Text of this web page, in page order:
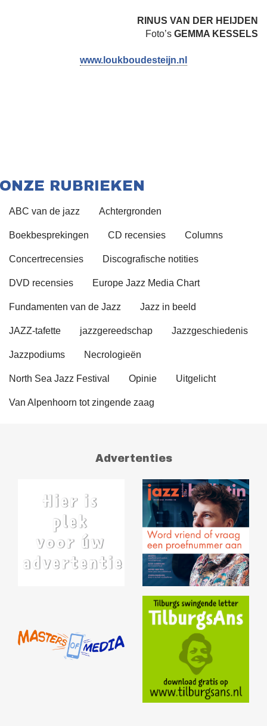
RINUS VAN DER HEIJDEN
Foto’s GEMMA KESSELS
www.loukboudesteijn.nl
ONZE RUBRIEKEN
ABC van de jazz Achtergronden
Boekbesprekingen CD recensies Columns
Concertrecensies Discografische notities
DVD recensies Europe Jazz Media Chart
Fundamenten van de Jazz Jazz in beeld
JAZZ-tafette jazzgereedschap Jazzgeschiedenis
Jazzpodiums Necrologieën
North Sea Jazz Festival Opinie Uitgelicht
Van Alpenhoorn tot zingende zaag
Advertenties